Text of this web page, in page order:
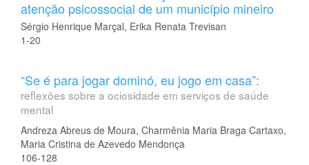
atenção psicossocial de um município mineiro
Sérgio Henrique Marçal, Erika Renata Trevisan
1-20
“Se é para jogar dominó, eu jogo em casa”:
reflexões sobre a ociosidade em serviços de saúde
mental
Andreza Abreus de Moura, Charmênia Maria Braga Cartaxo,
Maria Cristina de Azevedo Mendonça
106-128